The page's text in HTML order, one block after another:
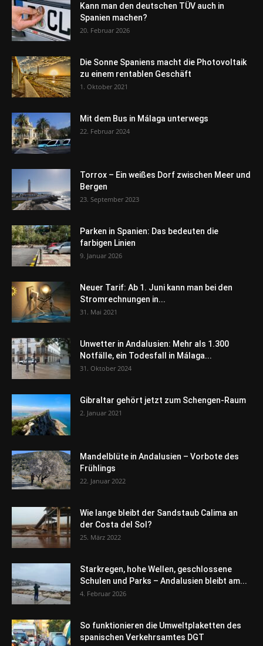
Kann man den deutschen TÜV auch in
Spanien machen?
20. Februar 2026
Die Sonne Spaniens macht die Photovoltaik
zu einem rentablen Geschäft
1. Oktober 2021
Mit dem Bus in Málaga unterwegs
22. Februar 2024
Torrox – Ein weißes Dorf zwischen Meer und
Bergen
23. September 2023
Parken in Spanien: Das bedeuten die
farbigen Linien
9. Januar 2026
Neuer Tarif: Ab 1. Juni kann man bei den
Stromrechnungen in...
31. Mai 2021
Unwetter in Andalusien: Mehr als 1.300
Notfälle, ein Todesfall in Málaga...
31. Oktober 2024
Gibraltar gehört jetzt zum Schengen-Raum
2. Januar 2021
Mandelblüte in Andalusien – Vorbote des
Frühlings
22. Januar 2022
Wie lange bleibt der Sandstaub Calima an
der Costa del Sol?
25. März 2022
Starkregen, hohe Wellen, geschlossene
Schulen und Parks – Andalusien bleibt am...
4. Februar 2026
So funktionieren die Umweltplaketten des
spanischen Verkehrsamtes DGT